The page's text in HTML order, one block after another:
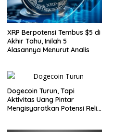
XRP Berpotensi Tembus $5 di
Akhir Tahu, Inilah 5
Alasannya Menurut Analis
Dogecoin Turun, Tapi
Aktivitas Uang Pintar
Mengisyaratkan Potensi Reli